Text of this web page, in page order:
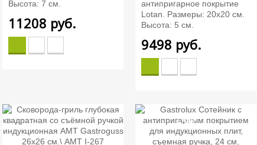
Высота: 7 см.
11208 руб.
антипригарное покрытие
Lotan. Размеры: 20х20 см.
Высота: 5 см.
9498 руб.
-5%